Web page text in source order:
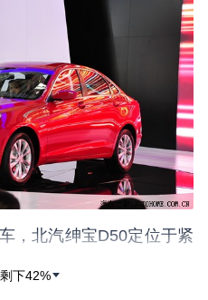
，北汽绅宝D50定位于紧
下42%